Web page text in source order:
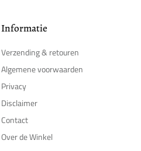
Informatie
Verzending & retouren
Algemene voorwaarden
Privacy
Disclaimer
Contact
Over de Winkel